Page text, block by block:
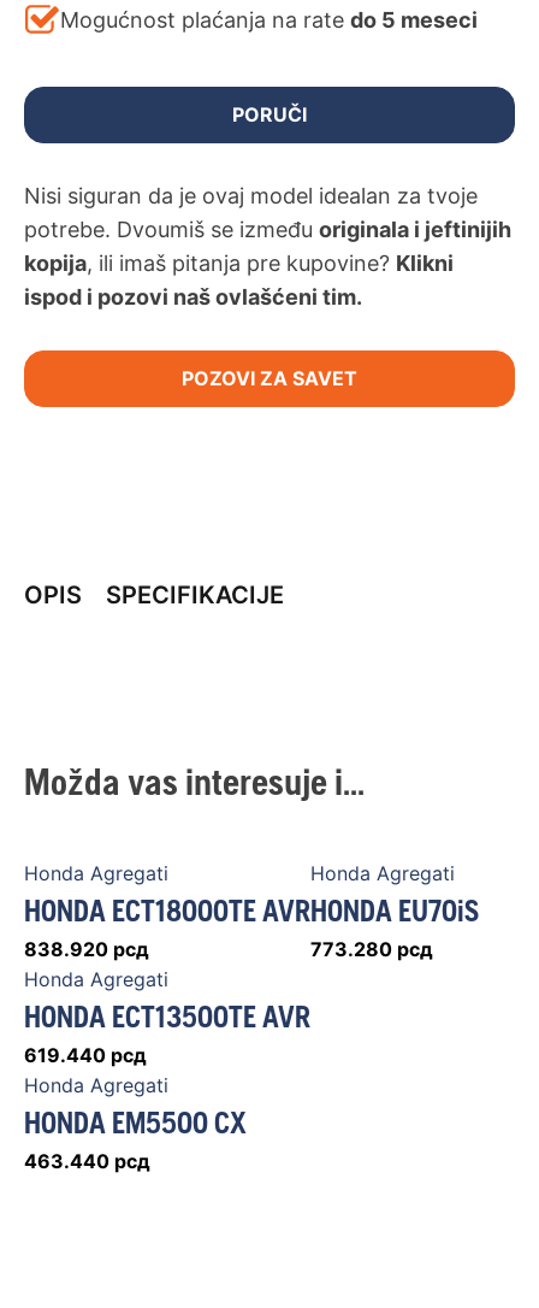
Mogućnost plaćanja na rate do 5 meseci
PORUČI
Nisi siguran da je ovaj model idealan za tvoje
potrebe. Dvoumiš se između originala i jeftinijih
kopija, ili imaš pitanja pre kupovine? Klikni
ispod i pozovi naš ovlašćeni tim.
POZOVI ZA SAVET
OPIS SPECIFIKACIJE
Možda vas interesuje i...
Honda Agregati
HONDA ECT18000TE AVR
838.920 рсд
Honda Agregati
HONDA EU70iS
773.280 рсд
Honda Agregati
HONDA ECT13500TE AVR
619.440 рсд
Honda Agregati
HONDA EM5500 CX
463.440 рсд